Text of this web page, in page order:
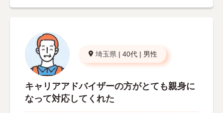
埼玉県 | 40代 | 男性
キャリアアドバイザーの方がとても親身に
なって対応してくれた